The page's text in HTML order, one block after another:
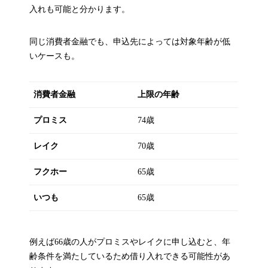
入れも可能と分かります。
同じ消費者金融でも、申込先によっては対象年齢が低
いケースも。
消費者金融 上限の年齢
プロミス 74歳
レイク 70歳
フクホー 65歳
いつも 65歳
例えば66歳の人がプロミスやレイクに申し込むと、年
齢条件を満たしているため借り入れできる可能性があ